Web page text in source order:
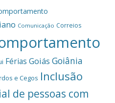
Comunicação Correios
Férias Goiás Goiânia
e Cegos Inclusão
de pessoas com